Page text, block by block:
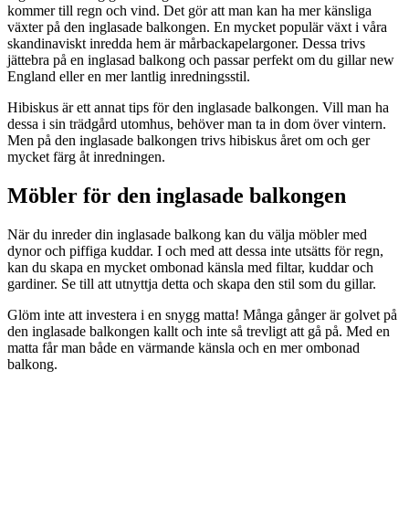
kommer till regn och vind. Det gör att man kan ha mer känsliga
växter på den inglasade balkongen. En mycket populär växt i våra
skandinaviskt inredda hem är mårbackapelargoner. Dessa trivs
jättebra på en inglasad balkong och passar perfekt om du gillar new
England eller en mer lantlig inredningsstil.
Hibiskus är ett annat tips för den inglasade balkongen. Vill man ha
dessa i sin trädgård utomhus, behöver man ta in dom över vintern.
Men på den inglasade balkongen trivs hibiskus året om och ger
mycket färg åt inredningen.
Möbler för den inglasade balkongen
När du inreder din inglasade balkong kan du välja möbler med
dynor och piffiga kuddar. I och med att dessa inte utsätts för regn,
kan du skapa en mycket ombonad känsla med filtar, kuddar och
gardiner. Se till att utnyttja detta och skapa den stil som du gillar.
Glöm inte att investera i en snygg matta! Många gånger är golvet på
den inglasade balkongen kallt och inte så trevligt att gå på. Med en
matta får man både en värmande känsla och en mer ombonad
balkong.